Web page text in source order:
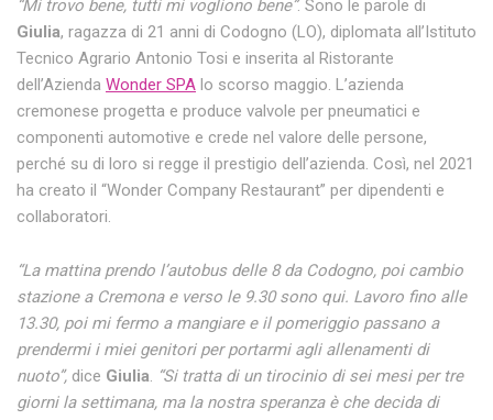
“Mi trovo bene, tutti mi vogliono bene”. Sono le parole di
Giulia, ragazza di 21 anni di Codogno (LO), diplomata all’Istituto
Tecnico Agrario Antonio Tosi e inserita al Ristorante
dell’Azienda Wonder SPA lo scorso maggio. L’azienda
cremonese progetta e produce valvole per pneumatici e
componenti automotive e crede nel valore delle persone,
perché su di loro si regge il prestigio dell’azienda. Così, nel 2021
ha creato il “Wonder Company Restaurant” per dipendenti e
collaboratori.
“La mattina prendo l’autobus delle 8 da Codogno, poi cambio
stazione a Cremona e verso le 9.30 sono qui. Lavoro fino alle
13.30, poi mi fermo a mangiare e il pomeriggio passano a
prendermi i miei genitori per portarmi agli allenamenti di
nuoto”, dice Giulia. “Si tratta di un tirocinio di sei mesi per tre
giorni la settimana, ma la nostra speranza è che decida di